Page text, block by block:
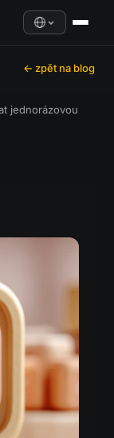
← zpět na blog
jednorázovou